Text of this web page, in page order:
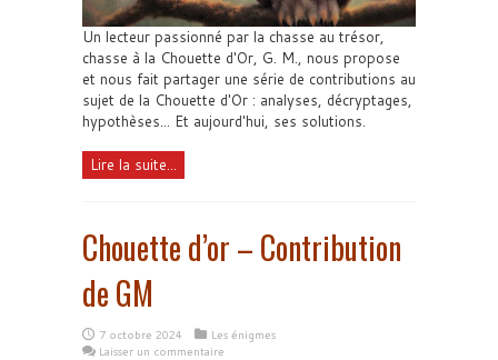
Un lecteur passionné par la chasse au trésor,
chasse à la Chouette d'Or, G. M., nous propose
et nous fait partager une série de contributions au
sujet de la Chouette d'Or : analyses, décryptages,
hypothèses... Et aujourd'hui, ses solutions.
Lire la suite...
Chouette d’or – Contribution
de GM
7 octobre 2024
Les énigmes
Laisser un commentaire